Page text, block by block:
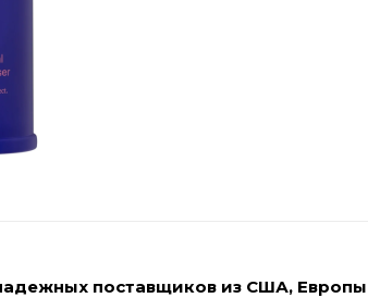
поставщиков из США,